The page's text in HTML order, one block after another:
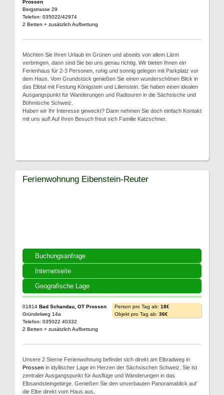
Prossen
Bergstrasse 29
Telefon: 035022/42974
2 Betten + zusätzlich Aufbettung
Möchten Sie Ihren Urlaub im Grünen und abseits von allem Lärm
verbringen, dann sind Sie bei uns genau richtig. Wir bieten Ihnen ein
Ferienhaus für 2-3 Personen, ruhig und sonnig gelegen mit Parkplatz vor
dem Haus. Vom Grundstück genießen Sie einen wunderschönen Blick in
das Elbtal mit Festung Königstein und Lilienstein. Sie haben einen idealen
Ausgangspunkt für Wanderungen und Radtouren in die Sächsische und
Böhmische Schweiz.
Haben wir Ihr Interesse geweckt? Dann nehmen Sie doch einfach Kontakt
mit uns auf! Auf Ihren Besuch freut sich Familie Katzschner.
Buchungsanfrage
Internetseite
Geografische Lage
Ferienwohnung Eibenstein-Reuter
01814 Bad Schandau, OT Prossen
Gründelweg 14a
Telefon: 035022 40332
2 Betten + zusätzlich Aufbettung
Person pro Tag ab: 18€
Objekt pro Tag ab: 36€
Unsere 2 Sterne Ferienwohnung befindet sich direkt am Elbradweg in
Prossen in idyllischer Lage im Herzen der Sächsischen Schweiz. Sie ist
zentraler Ausgangspunkt für Ausflüge und Wanderungen in das
Elbsandsteingebirge. Genießen Sie den unverbauten Panoramablick auf
die Elbe direkt vom Haus aus.